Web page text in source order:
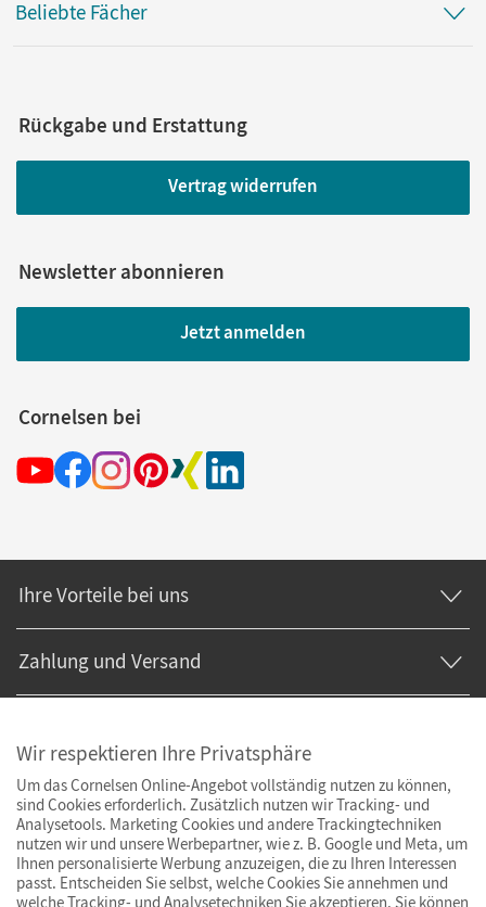
Beliebte Fächer
Rückgabe und Erstattung
Vertrag widerrufen
Newsletter abonnieren
Jetzt anmelden
Cornelsen bei
Ihre Vorteile bei uns
Zahlung und Versand
Wir respektieren Ihre Privatsphäre
Um das Cornelsen Online-Angebot vollständig nutzen zu können,
sind Cookies erforderlich. Zusätzlich nutzen wir Tracking- und
Analysetools. Marketing Cookies und andere Trackingtechniken
nutzen wir und unsere Werbepartner, wie z. B. Google und Meta, um
Ihnen personalisierte Werbung anzuzeigen, die zu Ihren Interessen
passt. Entscheiden Sie selbst, welche Cookies Sie annehmen und
welche Tracking- und Analysetechniken Sie akzeptieren. Sie können